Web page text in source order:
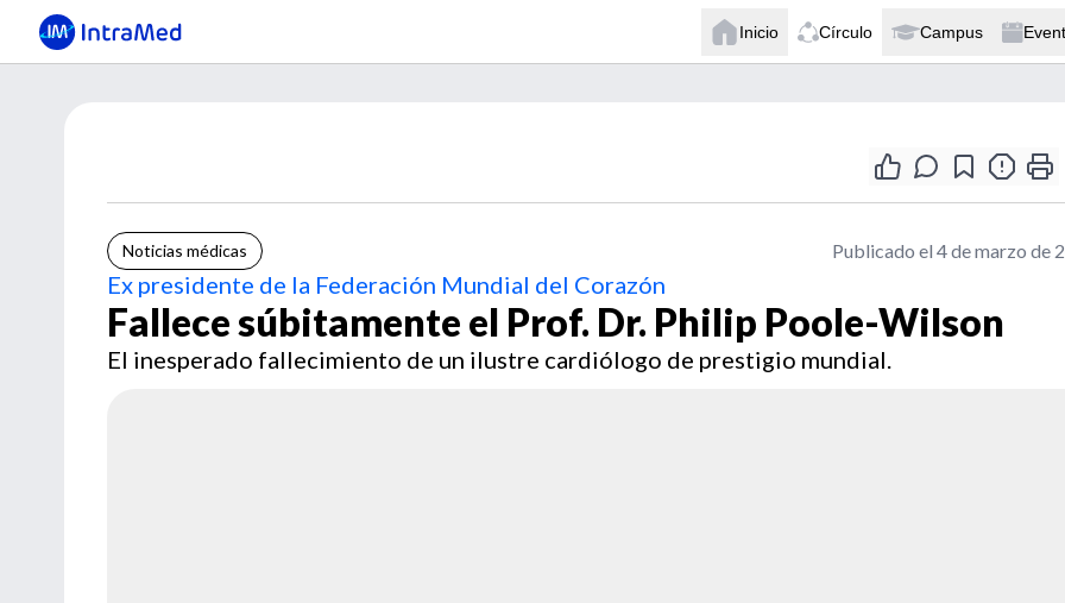
Inicio Círculo Campus
Noticias médicas Publicado el 4 de marzo de
Ex presidente de la Federación Mundial del Corazón
Fallece súbitamente el Prof. Dr. Philip Poole-Wilson
El inesperado fallecimiento de un ilustre cardiólogo de prestigio mundial.